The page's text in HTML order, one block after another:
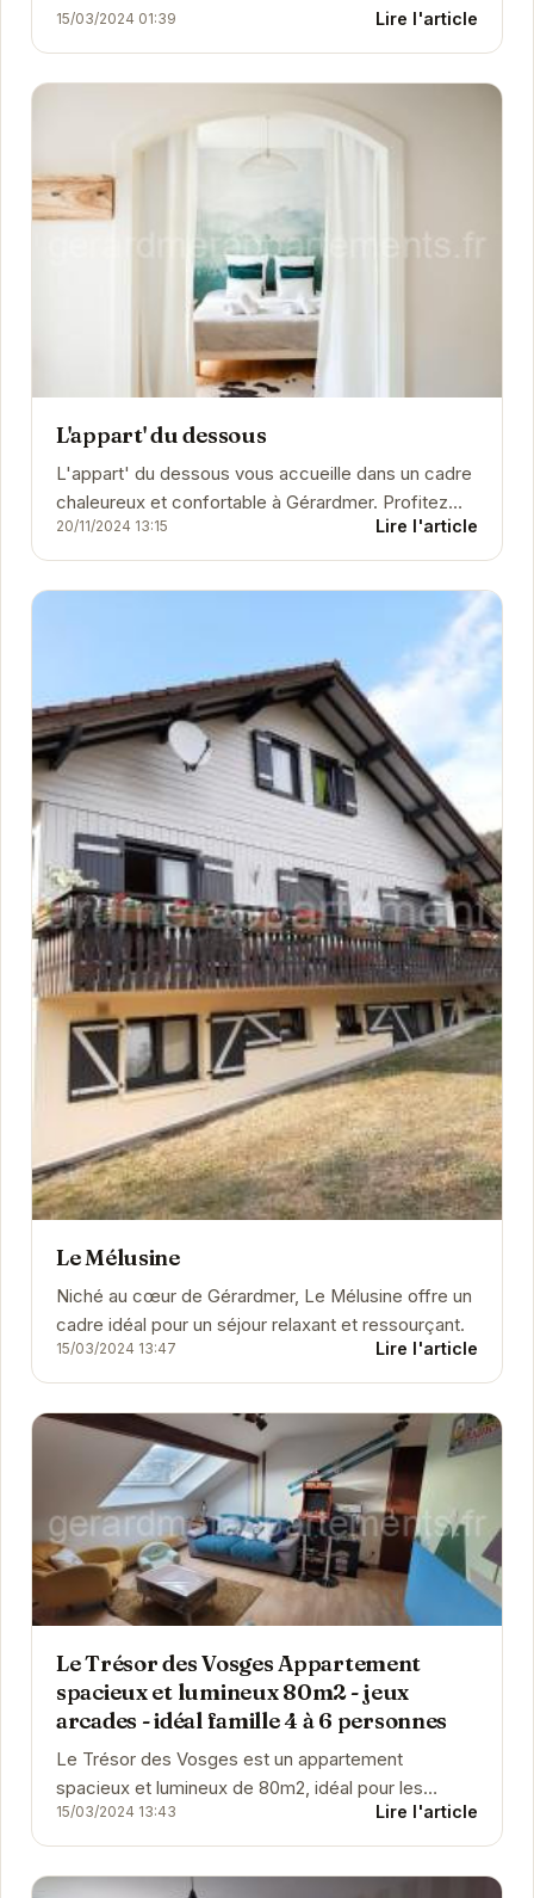
15/03/2024 01:39 Lire l'article
L'appart' du dessous
L'appart' du dessous vous accueille dans un cadre
chaleureux et confortable à Gérardmer. Profitez
d'un séjour relaxant dans cet appartement...
20/11/2024 13:15 Lire l'article
Le Mélusine
Niché au cœur de Gérardmer, Le Mélusine offre un
cadre idéal pour un séjour relaxant et ressourçant.
15/03/2024 13:47 Lire l'article
Le Trésor des Vosges Appartement
spacieux et lumineux 80m2 - jeux
arcades - idéal famille 4 à 6 personnes
Le Trésor des Vosges est un appartement
spacieux et lumineux de 80m2, idéal pour les
familles de 4 à 6 personnes. Situé à Gérardmer, il
offre...
15/03/2024 13:43 Lire l'article